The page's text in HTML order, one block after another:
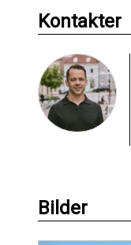
Kontakter
Bilder